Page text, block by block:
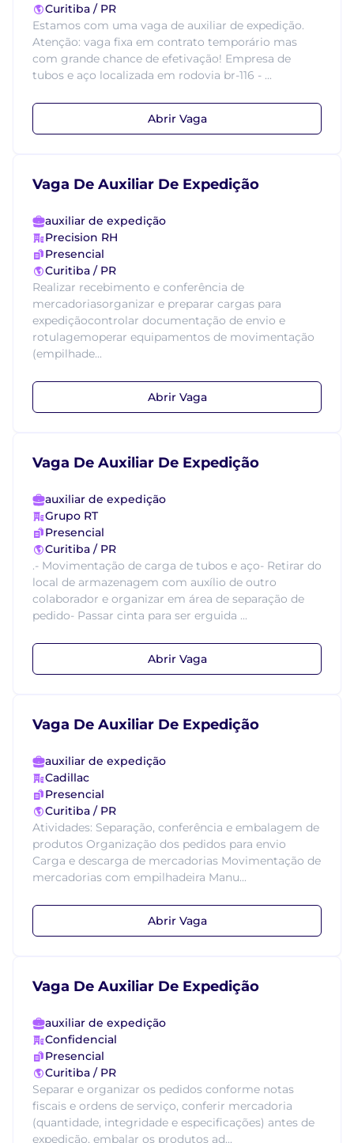
Curitiba / PR
Estamos com uma vaga de auxiliar de expedição.
Atenção: vaga fixa em contrato temporário mas
com grande chance de efetivação! Empresa de
tubos e aço localizada em rodovia br-116 - ...
Abrir Vaga
Vaga De Auxiliar De Expedição
auxiliar de expedição
Precision RH
Presencial
Curitiba / PR
Realizar recebimento e conferência de
mercadoriasorganizar e preparar cargas para
expediçãocontrolar documentação de envio e
rotulagemoperar equipamentos de movimentação
(empilhade...
Abrir Vaga
Vaga De Auxiliar De Expedição
auxiliar de expedição
Grupo RT
Presencial
Curitiba / PR
.- Movimentação de carga de tubos e aço- Retirar do
local de armazenagem com auxílio de outro
colaborador e organizar em área de separação de
pedido- Passar cinta para ser erguida ...
Abrir Vaga
Vaga De Auxiliar De Expedição
auxiliar de expedição
Cadillac
Presencial
Curitiba / PR
Atividades: Separação, conferência e embalagem de
produtos Organização dos pedidos para envio
Carga e descarga de mercadorias Movimentação de
mercadorias com empilhadeira Manu...
Abrir Vaga
Vaga De Auxiliar De Expedição
auxiliar de expedição
Confidencial
Presencial
Curitiba / PR
Separar e organizar os pedidos conforme notas
fiscais e ordens de serviço, conferir mercadoria
(quantidade, integridade e especificações) antes de
expedição, embalar os produtos ad...